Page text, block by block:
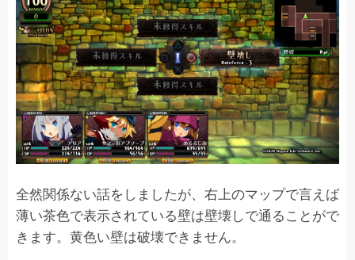
全然関係ない話をしましたが、右上のマップで言えば
薄い茶色で表示されている壁は壁壊しで通ることがで
きます。黄色い壁は破壊できません。